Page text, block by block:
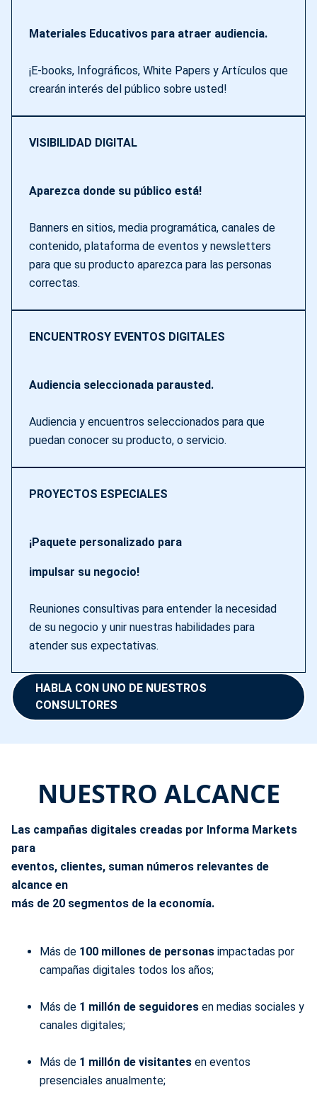
Materiales Educativos para atraer audiencia.
¡E-books, Infográficos, White Papers y Artículos que
crearán interés del público sobre usted!
VISIBILIDAD DIGITAL
Aparezca donde su público está!
Banners en sitios, media programática, canales de
contenido, plataforma de eventos y newsletters
para que su producto aparezca para las personas
correctas.
ENCUENTROSY EVENTOS DIGITALES
Audiencia seleccionada parausted.
Audiencia y encuentros seleccionados para que
puedan conocer su producto, o servicio.
PROYECTOS ESPECIALES
¡Paquete personalizado para
impulsar su negocio!
Reuniones consultivas para entender la necesidad
de su negocio y unir nuestras habilidades para
atender sus expectativas.
HABLA CON UNO DE NUESTROS
CONSULTORES
NUESTRO ALCANCE
Las campañas digitales creadas por Informa Markets
para
eventos, clientes, suman números relevantes de
alcance en
más de 20 segmentos de la economía.
Más de 100 millones de personas impactadas por
campañas digitales todos los años;
Más de 1 millón de seguidores en medias sociales y
canales digitales;
Más de 1 millón de visitantes en eventos
presenciales anualmente;